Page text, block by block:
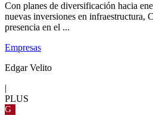
Con planes de diversificación hacia
nuevas inversiones en infraestructura,
presencia en el ...
Empresas
Edgar Velito
|
PLUS
G